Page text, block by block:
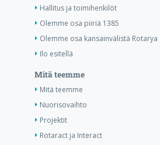
Hallitus ja toimihenkilöt
Olemme osa piiriä 1385
Olemme osa kansainvälistä Rotarya
Ilo esitellä
Mitä teemme
Mitä teemme
Nuorisovaihto
Projektit
Rotaract ja Interact